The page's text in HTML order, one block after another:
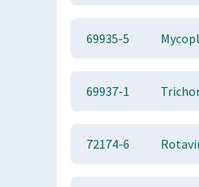
69935-5
69937-1
72174-6